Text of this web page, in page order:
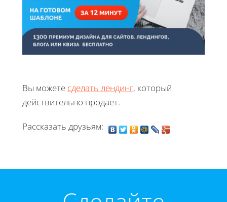
Вы можете сделать лендинг, который
действительно продает.
Рассказать друзьям: